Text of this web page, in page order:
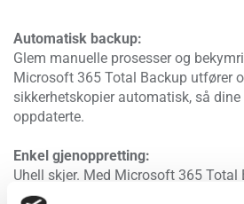
Automatisk backup:
Glem manuelle prosesser og
Microsoft 365 Total Backup utfører
sikkerhetskopier automatisk, så
oppdaterte.
Enkel gjenoppretting:
Uhell skjer. Med Microsoft 365 Total
gjenopprette alt fra enkeltfiler til